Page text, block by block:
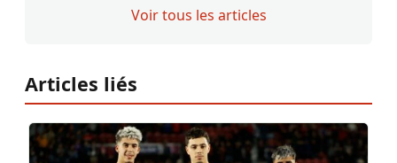
Voir tous les articles
Articles liés